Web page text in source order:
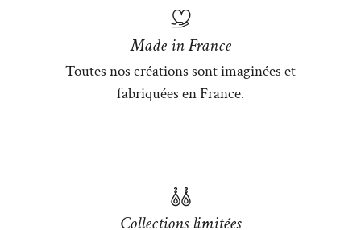
Made in France
Toutes nos créations sont imaginées et
fabriquées en France.
Collections limitées